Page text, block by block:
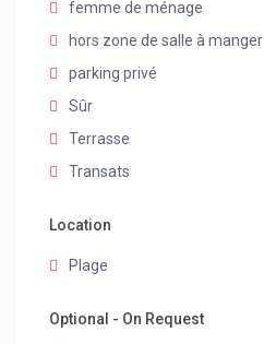
femme de ménage
hors zone de salle à manger
parking privé
Sûr
Terrasse
Transats
Location
Plage
Optional - On Request